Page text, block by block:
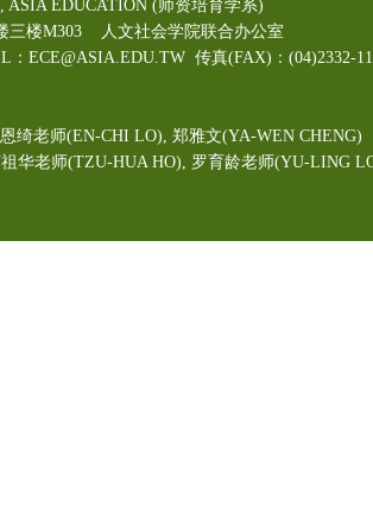
ASIA EDUCATION (师资培育学系)
楼M303 人文社会学院联合办公室
：ECE@ASIA.EDU.TW 传真(FAX)：(04)2332-
绮老师(EN-CHI LO), 郑雅文(YA-WEN CHENG)
华老师(TZU-HUA HO), 罗育龄老师(YU-LING